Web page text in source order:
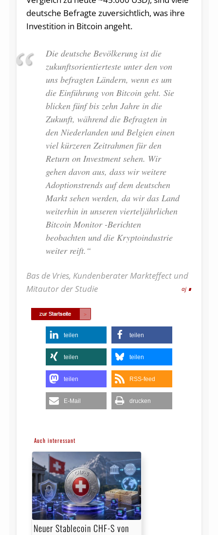
deutsche Befragte zuversichtlich, was ihre
Investition in Bitcoin angeht.
Die deutsche Bevölkerung ist die
zukunftsorientierteste unter den von
uns befragten Ländern, wenn es um
die Einführung von Bitcoin geht. Sie
blicken fünf bis zehn Jahre in die
Zukunft, während die Befragten in
den Niederlanden und Belgien einen
viel kürzeren Zeitrahmen für den
Return on Investment sehen. Wir
gehen davon aus, dass wir weitere
Adoptionstrends auf dem deutschen
Markt sehen werden, da wir das Land
weiterhin in unseren vierteljährlichen
Bitcoin Monitor -Berichten
beobachten und die Kryptoindustrie
weiter reift.“
Bas de Vries, Kundenberater Markteffect und
Mitautor der Studie
aj
teilen teilen
teilen teilen
teilen RSS-feed
E-Mail drucken
Auch interessant
Neuer Stablecoin CHF-S von